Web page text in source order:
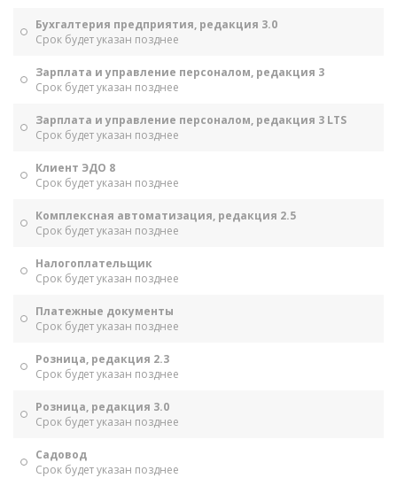
Бухгалтерия предприятия, редакция 3.0
Срок будет указан позднее
Зарплата и управление персоналом, редакция 3
Срок будет указан позднее
Зарплата и управление персоналом, редакция 3 LTS
Срок будет указан позднее
Клиент ЭДО 8
Срок будет указан позднее
Комплексная автоматизация, редакция 2.5
Срок будет указан позднее
Налогоплательщик
Срок будет указан позднее
Платежные документы
Срок будет указан позднее
Розница, редакция 2.3
Срок будет указан позднее
Розница, редакция 3.0
Срок будет указан позднее
Садовод
Срок будет указан позднее